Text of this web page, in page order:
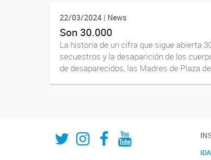
22/03/2024 | News
Son 30.000
La historia de un cifra que sigue abierta
secuestros y la desaparición de los
de desaparecidos, las Madres de Plaza
Twitter
Instagram
Fecebook
Youtube